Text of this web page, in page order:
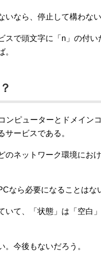
いなら、停止して構わない
スで頭文字に「n」の付い
。
ンピューターとドメイ
サービスである。
のネットワーク環境にお
なら必要になることはな
いて、「状態」は「空白
。今後もないだろう。